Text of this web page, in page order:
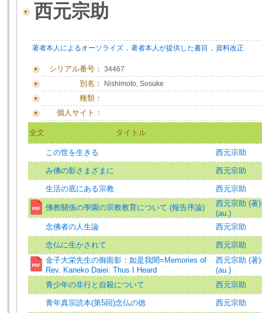
西元宗助
著者本人によるオーソライズ ． 著者本人が提供した書目 ． 資料改正
シリアル番号： 34467
別名： Nishimoto, Sosuke
種類：
個人サイト：
全文 タイトル
この世を生きる 西元宗助
み佛の影さまざまに 西元宗助
生活の底にある宗教 西元宗助
佛教關係の學園の宗教教育について (報告序論)
西元宗助 (著
(au.)
念佛者の人生論
西元宗助
念仏に生かされて
西元宗助
金子大栄先生の御面影：如是我聞=Memories of
Rev. Kaneko Daiei: Thus I Heard
西元宗助 (著
(au.)
青少年の非行と自殺について
西元宗助
青年真宗読本(第5回)念仏の徳 西元宗助